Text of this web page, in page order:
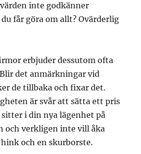
inte godkänner
får göra om allt? Ovärderlig
erbjuder dessutom ofta
det anmärkningar vid
de tillbaka och fixar det.
är svår att sätta ett pris
sitter i din nya lägenhet på
och verkligen inte vill åka
och en skurborste.